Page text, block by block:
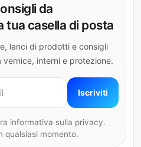
da
tua casella di posta
lanci di prodotti e consigli
interni e protezione.
Iscriviti
informativa sulla privacy.
qualsiasi momento.